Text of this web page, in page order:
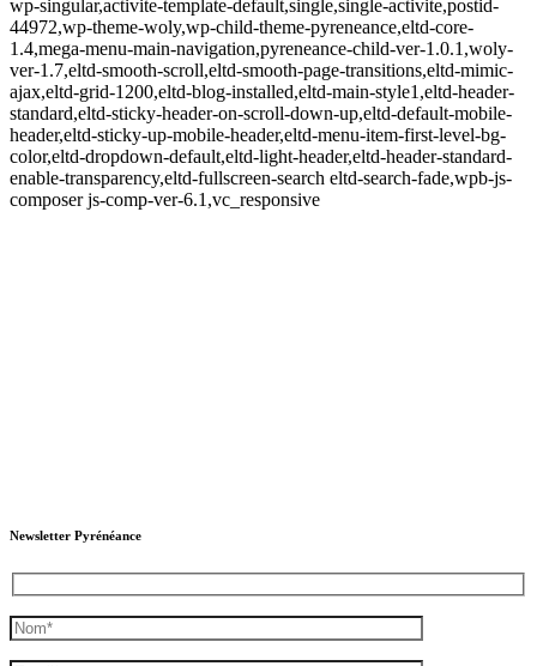
wp-singular,activite-template-default,single,single-activite,postid-
44972,wp-theme-woly,wp-child-theme-pyreneance,eltd-core-
1.4,mega-menu-main-navigation,pyreneance-child-ver-1.0.1,woly-
ver-1.7,eltd-smooth-scroll,eltd-smooth-page-transitions,eltd-mimic-
ajax,eltd-grid-1200,eltd-blog-installed,eltd-main-style1,eltd-header-
standard,eltd-sticky-header-on-scroll-down-up,eltd-default-mobile-
header,eltd-sticky-up-mobile-header,eltd-menu-item-first-level-bg-
color,eltd-dropdown-default,eltd-light-header,eltd-header-standard-
enable-transparency,eltd-fullscreen-search eltd-search-fade,wpb-js-
composer js-comp-ver-6.1,vc_responsive
Newsletter Pyrénéance